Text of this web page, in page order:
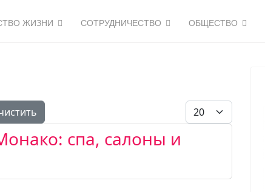
ЖИЗНИ СОТРУДНИЧЕСТВО ОБЩЕСТВО
Кол-во строк:
спа, салоны и